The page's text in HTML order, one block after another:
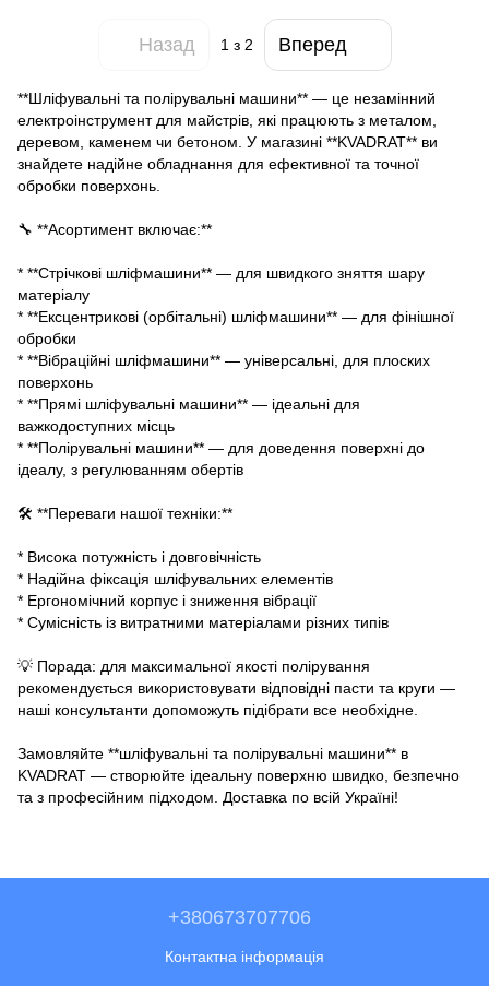
Назад 1 з 2 Вперед
**Шліфувальні та полірувальні машини** — це незамінний
електроінструмент для майстрів, які працюють з металом,
деревом, каменем чи бетоном. У магазині **KVADRAT** ви
знайдете надійне обладнання для ефективної та точної
обробки поверхонь.
🔧 **Асортимент включає:**
* **Стрічкові шліфмашини** — для швидкого зняття шару
матеріалу
* **Ексцентрикові (орбітальні) шліфмашини** — для фінішної
обробки
* **Вібраційні шліфмашини** — універсальні, для плоских
поверхонь
* **Прямі шліфувальні машини** — ідеальні для
важкодоступних місць
* **Полірувальні машини** — для доведення поверхні до
ідеалу, з регулюванням обертів
🛠 **Переваги нашої техніки:**
* Висока потужність і довговічність
* Надійна фіксація шліфувальних елементів
* Ергономічний корпус і зниження вібрації
* Сумісність із витратними матеріалами різних типів
💡 Порада: для максимальної якості полірування
рекомендується використовувати відповідні пасти та круги —
наші консультанти допоможуть підібрати все необхідне.
Замовляйте **шліфувальні та полірувальні машини** в
KVADRAT — створюйте ідеальну поверхню швидко, безпечно
та з професійним підходом. Доставка по всій Україні!
+380673707706
Контактна інформація